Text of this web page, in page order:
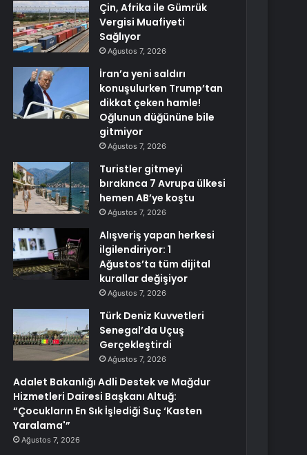
Çin, Afrika ile Gümrük
Vergisi Muafiyeti
Sağlıyor
Ağustos 7, 2026
İran’a yeni saldırı
konuşulurken Trump’tan
dikkat çeken hamle!
Oğlunun düğününe bile
gitmiyor
Ağustos 7, 2026
Turistler gitmeyi
bırakınca 7 Avrupa ülkesi
hemen AB’ye koştu
Ağustos 7, 2026
Alışveriş yapan herkesi
ilgilendiriyor: 1
Ağustos’ta tüm dijital
kurallar değişiyor
Ağustos 7, 2026
Türk Deniz Kuvvetleri
Senegal’da Uçuş
Gerçekleştirdi
Ağustos 7, 2026
Adalet Bakanlığı Adli Destek ve Mağdur
Hizmetleri Dairesi Başkanı Altuğ:
“Çocukların En Sık İşlediği Suç ‘Kasten
Yaralama'”
Ağustos 7, 2026